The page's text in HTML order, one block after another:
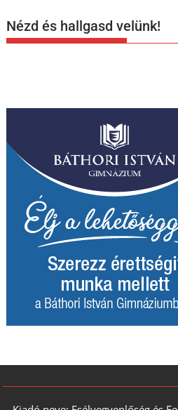
Nézd és hallgasd velünk!